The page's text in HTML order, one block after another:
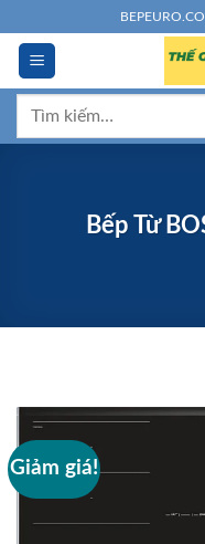
đến
dung
Tìm
Bếp Từ
Giảm giá!